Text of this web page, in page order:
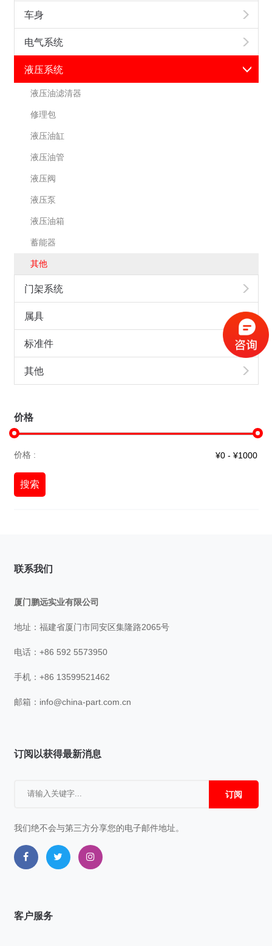
车身
电气系统
液压系统
液压油滤清器
修理包
液压油缸
液压油管
液压阀
液压泵
液压油箱
蓄能器
其他
门架系统
属具
标准件
其他
价格
价格 :
搜索
联系我们
厦门鹏远实业有限公司
地址：福建省厦门市同安区集隆路2065号
电话：+86 592 5573950
手机：+86 13599521462
邮箱： info@china-part.com.cn
订阅以获得最新消息
订阅
我们绝不会与第三方分享您的电子邮件地址。
客户服务